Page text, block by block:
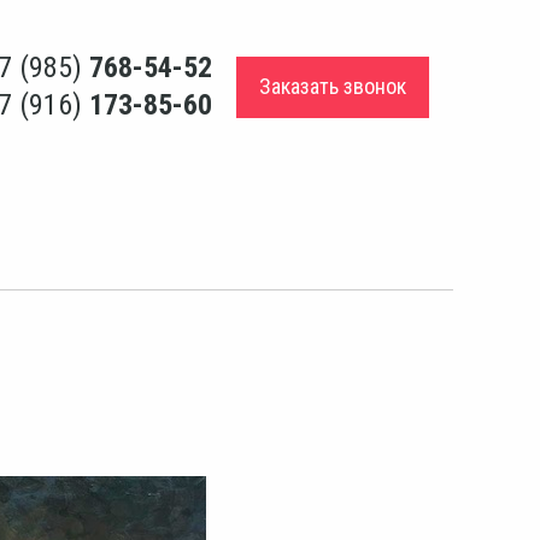
(985) 768-54-52
(916) 173-85-60
Заказать звонок